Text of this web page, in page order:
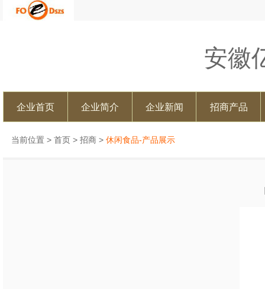
安徽
企业首页 企业简介 企业新闻 招商产品
当前位置 > 首页 > 招商 > 休闲食品-产品展示